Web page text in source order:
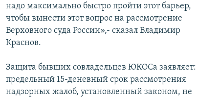
надо максимально быстро пройти этот барьер,
чтобы вынести этот вопрос на рассмотрение
Верховного суда России»,- сказал Владимир
Краснов.
Защита бывших совладельцев ЮКОСа заявляет:
предельный 15-деневный срок рассмотрения
надзорных жалоб, установленный законом, не